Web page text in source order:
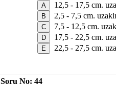
12,5 - 17,5 cm.
2,5 - 7,5 cm.
7,5 - 12,5 cm.
17,5 - 22,5 cm.
22,5 - 27,5 cm.
Soru No: 44